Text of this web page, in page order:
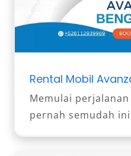
Rental Mobil
Memulai
pernah semudah